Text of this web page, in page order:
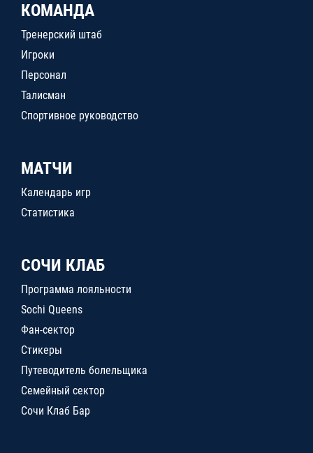
КОМАНДА
Тренерский штаб
Игроки
Персонал
Талисман
Спортивное руководство
МАТЧИ
Календарь игр
Статистика
СОЧИ КЛАБ
Программа лояльности
Sochi Queens
Фан-сектор
Стикеры
Путеводитель болельщика
Семейный сектор
Сочи Клаб Бар